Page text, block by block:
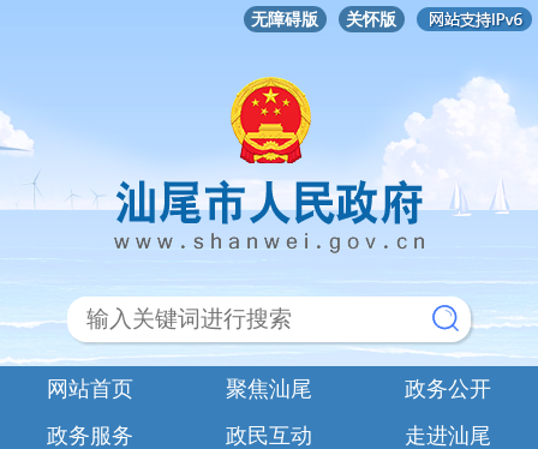
无障碍版 关怀版
网站首页 聚焦汕尾
政务公开
政务服务
政民互动 走进汕尾